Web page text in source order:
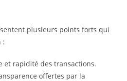
plusieurs points forts qui
:
et rapidité des transactions.
offertes par la